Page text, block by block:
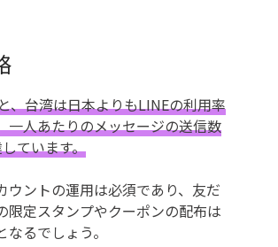
、台湾は日本よりもLINEの利用率
一人あたりのメッセージの送信数
ています。
ウントの運用は必須であり、友だ
限定スタンプやクーポンの配布は
るでしょう。